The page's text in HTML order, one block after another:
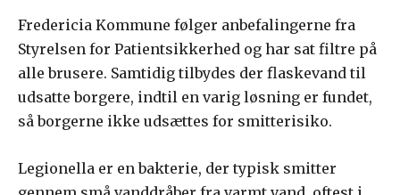
Fredericia Kommune følger anbefalingerne fra
Styrelsen for Patientsikkerhed og har sat filtre på
alle brusere. Samtidig tilbydes der flaskevand til
udsatte borgere, indtil en varig løsning er fundet,
så borgerne ikke udsættes for smitterisiko.
Legionella er en bakterie, der typisk smitter